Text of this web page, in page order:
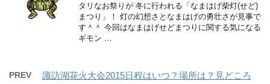
タリなお祭りが 冬に行われる「なまはげ柴灯(せど)
まつり」！ 灯の幻想さとなまはげの勇壮さが見事で
す＾＾ 今回はなまはげせどまつりに関する気になる
ギモン …
PREV
諏訪湖花火大会2015日程はいつ？場所は？見どころ